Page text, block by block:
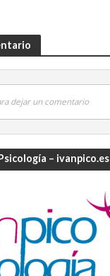
dejar un comentario
– ivanpico.es